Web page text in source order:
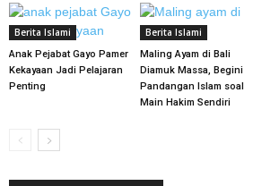
Berita Islami
Anak Pejabat Gayo Pamer
Kekayaan Jadi Pelajaran
Penting
Berita Islami
Maling Ayam di Bali
Diamuk Massa, Begini
Pandangan Islam soal
Main Hakim Sendiri